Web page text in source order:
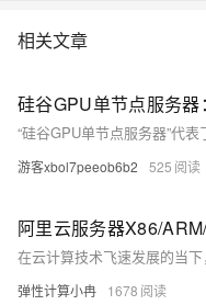
相关文章
硅谷GPU单节点服务
游客xbol7peeob6b2 525
弹性计算小冉 1678